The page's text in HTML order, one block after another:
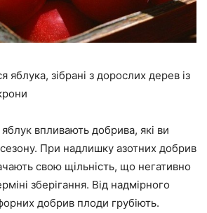
яблука, зібрані з дорослих дерев із
впливають добрива, які ви
При надлишку азотних добрив
свою щільність, що негативно
зберігання. Від надмірного
добрив плоди грубіють.